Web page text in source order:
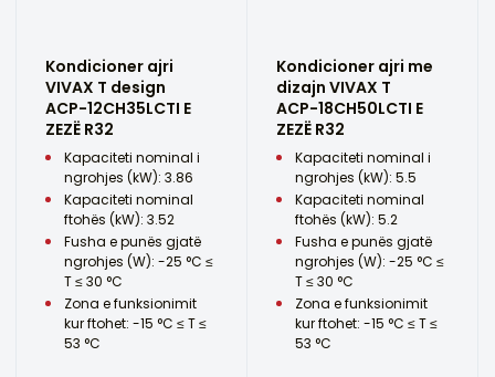
Kondicioner ajri
VIVAX T design
ACP-12CH35LCTI E
ZEZË R32
Kapaciteti nominal i
ngrohjes (kW): 3.86
Kapaciteti nominal
ftohës (kW): 3.52
Fusha e punës gjatë
ngrohjes (W): -25 °C ≤
T ≤ 30 °C
Zona e funksionimit
kur ftohet: -15 °C ≤ T ≤
53 °C
Kondicioner ajri me
dizajn VIVAX T
ACP-18CH50LCTI E
ZEZË R32
Kapaciteti nominal i
ngrohjes (kW): 5.5
Kapaciteti nominal
ftohës (kW): 5.2
Fusha e punës gjatë
ngrohjes (W): -25 °C ≤
T ≤ 30 °C
Zona e funksionimit
kur ftohet: -15 °C ≤ T ≤
53 °C